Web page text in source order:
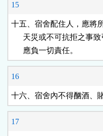
15
十五、宿舍配住人，應將
天災或不可抗拒之
      應負一切責任。
16
十六、宿舍內不得酗酒、
17